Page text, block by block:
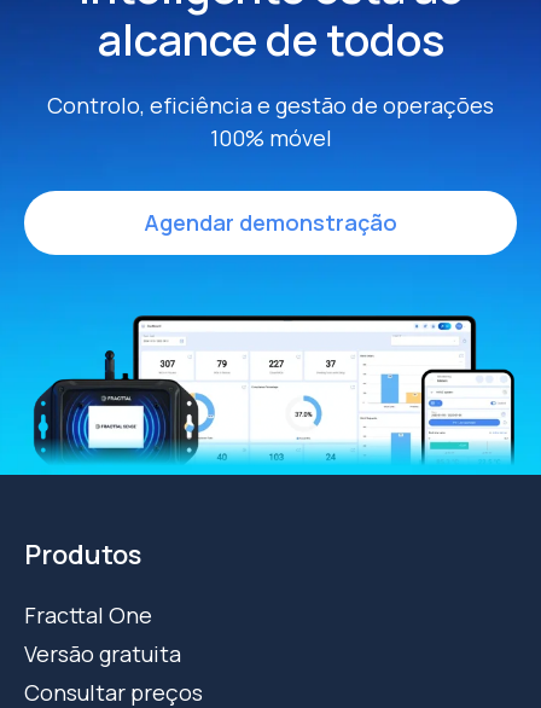
alcance de todos
Controlo, eficiência e gestão de operações
100% móvel
Agendar demonstração
Produtos
Fracttal One
Versão gratuita
Consultar preços